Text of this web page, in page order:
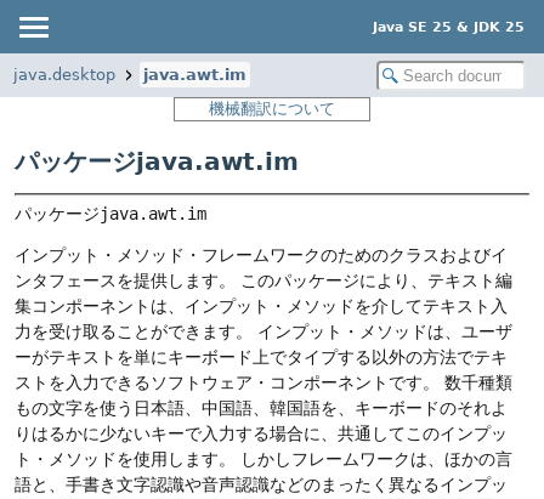
Java SE 25 & JDK 25
java.desktop
java.awt.im
機械翻訳について
パッケージjava.awt.im
パッケージjava.awt.im
インプット・メソッド・フレームワークのためのクラスおよびイ
ンタフェースを提供します。
このパッケージにより、テキスト編
集コンポーネントは、インプット・メソッドを介してテキスト入
力を受け取ることができます。
インプット・メソッドは、ユーザ
ーがテキストを単にキーボード上でタイプする以外の方法でテキ
ストを入力できるソフトウェア・コンポーネントです。
数千種類
もの文字を使う日本語、中国語、韓国語を、キーボードのそれよ
りはるかに少ないキーで入力する場合に、共通してこのインプッ
ト・メソッドを使用します。
しかしフレームワークは、ほかの言
語と、手書き文字認識や音声認識などのまったく異なるインプッ